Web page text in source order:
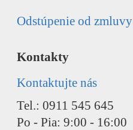
Odstúpenie od zmluvy
Kontakty
Kontaktujte nás
Tel.: 0911 545 645
Po - Pia: 9:00 - 16:00